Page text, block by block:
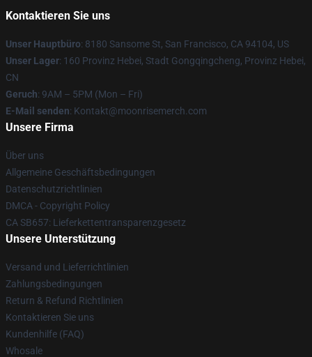
Kontaktieren Sie uns
Unser Hauptbüro: 8180 Sansome St, San Francisco, CA 94104, US
Unser Lager: 160 Provinz Hebei, Stadt Gongqingcheng, Provinz Hebei,
CN
Geruch: 9AM – 5PM (Mon – Fri)
E-Mail senden: Kontakt@moonrisemerch.com
Unsere Firma
Über uns
Allgemeine Geschäftsbedingungen
Datenschutzrichtlinien
DMCA - Copyright Policy
CA SB657: Lieferkettentransparenzgesetz
Unsere Unterstützung
Versand und Lieferrichtlinien
Zahlungsbedingungen
Return & Refund Richtlinien
Kontaktieren Sie uns
Kundenhilfe (FAQ)
Whosale